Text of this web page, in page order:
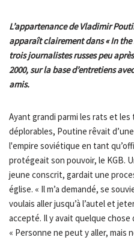
L’appartenance de Vladimir
apparaît clairement dans « In
trois journalistes russes peu
2000, sur la base d’entretiens
amis.
Ayant grandi parmi les rats et
déplorables, Poutine rêvait
l'empire soviétique en tant
protégeait son pouvoir, le KGB.
jeune conscrit, gardait une
église. « Il m’a demandé, se
voulais aller jusqu’à l’autel et
accepté. Il y avait quelque
« Personne ne peut y aller, mais